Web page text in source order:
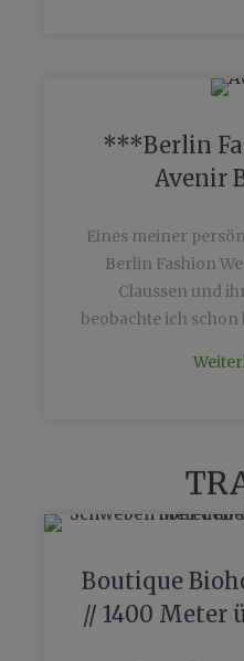
***Berlin
Avenir
Eines meiner
Berlin Fashion
Claussen und
beobachte ich schon
Boutique
// 1400 Meter